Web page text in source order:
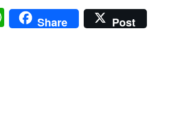
WhatsApp
Share Post